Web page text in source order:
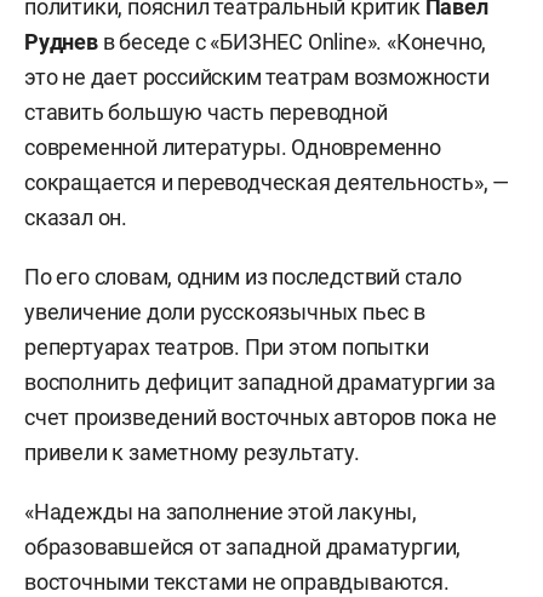
политики, пояснил театральный критик Павел
Руднев в беседе с «БИЗНЕС Online». «Конечно,
это не дает российским театрам возможности
ставить большую часть переводной
современной литературы. Одновременно
сокращается и переводческая деятельность», —
сказал он.
По его словам, одним из последствий стало
увеличение доли русскоязычных пьес в
репертуарах театров. При этом попытки
восполнить дефицит западной драматургии за
счет произведений восточных авторов пока не
привели к заметному результату.
«Надежды на заполнение этой лакуны,
образовавшейся от западной драматургии,
восточными текстами не оправдываются.